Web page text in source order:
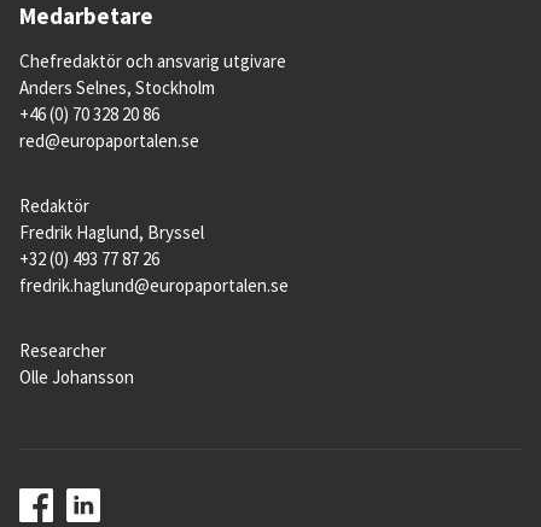
Medarbetare
Chefredaktör och ansvarig utgivare
Anders Selnes, Stockholm
+46 (0) 70 328 20 86
red@europaportalen.se
Redaktör
Fredrik Haglund, Bryssel
+32 (0) 493 77 87 26
fredrik.haglund@europaportalen.se
Researcher
Olle Johansson